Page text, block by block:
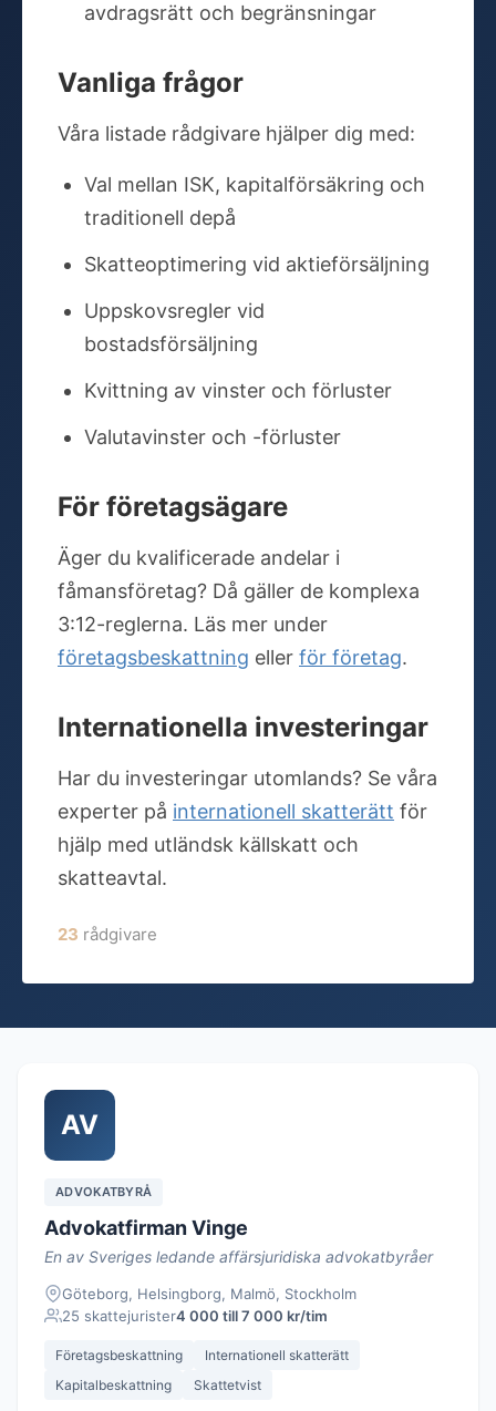
avdragsrätt och begränsningar
Vanliga frågor
Våra listade rådgivare hjälper dig med:
Val mellan ISK, kapitalförsäkring och
traditionell depå
Skatteoptimering vid aktieförsäljning
Uppskovsregler vid
bostadsförsäljning
Kvittning av vinster och förluster
Valutavinster och -förluster
För företagsägare
Äger du kvalificerade andelar i
fåmansföretag? Då gäller de komplexa
3:12-reglerna. Läs mer under
företagsbeskattning eller för företag.
Internationella investeringar
Har du investeringar utomlands? Se våra
experter på internationell skatterätt för
hjälp med utländsk källskatt och
skatteavtal.
23 rådgivare
AV
ADVOKATBYRÅ
Advokatfirman Vinge
En av Sveriges ledande affärsjuridiska advokatbyråer
Göteborg, Helsingborg, Malmö, Stockholm
25 skattejurister4 000 till 7 000 kr/tim
Företagsbeskattning
Internationell skatterätt
Kapitalbeskattning
Skattetvist